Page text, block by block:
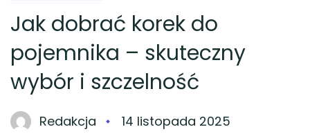
Jak dobrać korek do
pojemnika – skuteczny
wybór i szczelność
Redakcja 14 listopada 2025